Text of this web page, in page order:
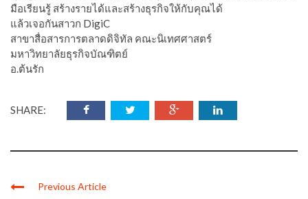
มือเรียนรู้ สร้างรายได้และสร้างธุรกิจให้กับคุณได้
แล้วเจอกันสาวก DigiC
สาขาสื่อสารการตลาดดิจิทัล คณะนิเทศศาสตร์
มหาวิทยาลัยธุรกิจบัณฑิตย์
อ.ต้นรัก
SHARE:
Previous Article